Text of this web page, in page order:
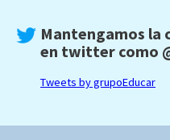
Mantengamos la
en twitter como
Tweets by grupoEducar